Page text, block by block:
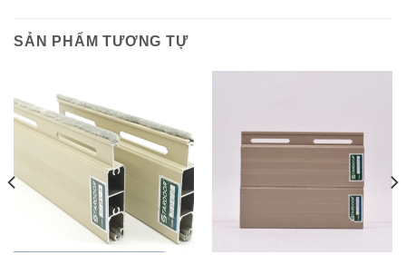
SẢN PHẨM TƯƠNG TỰ